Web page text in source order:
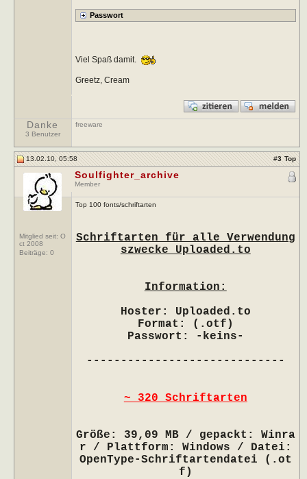
Viel Spaß damit.
Greetz, Cream
Danke
3 Benutzer
freeware
13.02.10, 05:58 #3 Top
Mitglied seit: O
ct 2008
Beiträge: 0
Soulfighter_archive
Member
Top 100 fonts/schriftarten
Schriftarten für alle Verwendung
szwecke Uploaded.to
Information:
Hoster: Uploaded.to
Format: (.otf)
Passwort: -keins-
-----------------------------
~ 320 Schriftarten
Größe: 39,09 MB / gepackt: Winra
r / Plattform: Windows / Datei:
OpenType-Schriftartendatei (.ot
f)